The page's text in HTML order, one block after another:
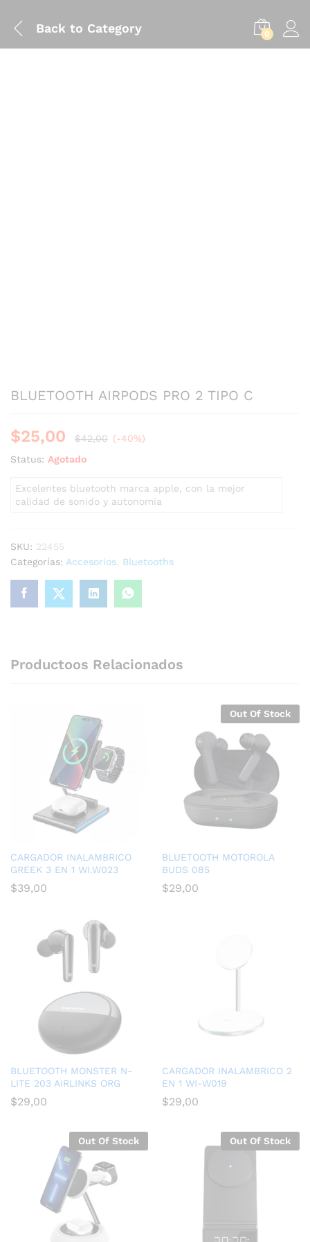
Back to Category 0
BLUETOOTH AIRPODS PRO 2 TIPO C
$25,00 $42,00 (-40%)
Status: Agotado
Excelentes bluetooth marca apple, con la mejor
calidad de sonido y autonomía
SKU: 22455
Categorías: Accesorios Bluetooths
Productoos Relacionados
CARGADOR INALAMBRICO
GREEK 3 EN 1 WI.W023
$39,00
Out Of Stock
BLUETOOTH MOTOROLA
BUDS 085
$29,00
BLUETOOTH MONSTER N-
LITE 203 AIRLINKS ORG
$29,00
CARGADOR INALAMBRICO 2
EN 1 WI-W019
$29,00
Out Of Stock Out Of Stock